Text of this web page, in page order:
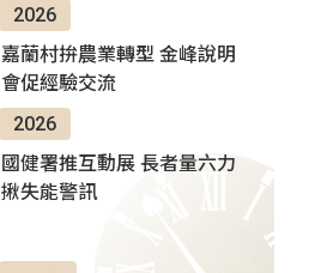
2026
嘉蘭村拚農業轉型 金峰說明
會促經驗交流
2026
國健署推互動展 長者量六力
揪失能警訊